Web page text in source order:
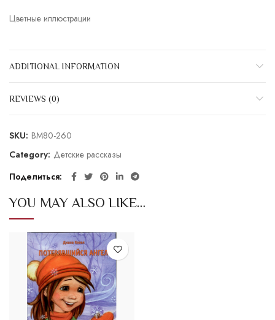
Цветные иллюстрации
ADDITIONAL INFORMATION
REVIEWS (0)
SKU: BM80-260
Category: Детские рассказы
Поделиться
YOU MAY ALSO LIKE…